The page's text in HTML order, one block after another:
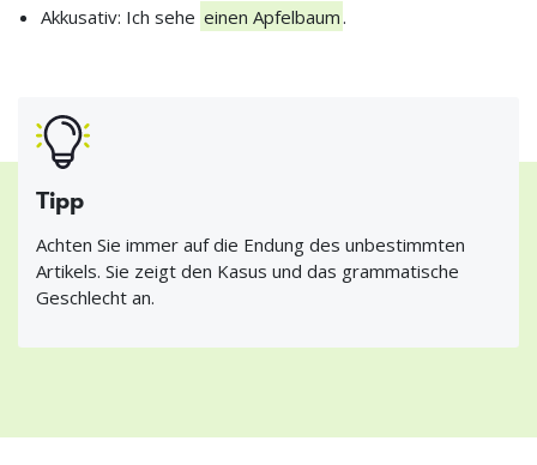
Akkusativ: Ich sehe einen Apfelbaum .
Tipp
Achten Sie immer auf die Endung des unbestimmten
Artikels. Sie zeigt den Kasus und das grammatische
Geschlecht an.